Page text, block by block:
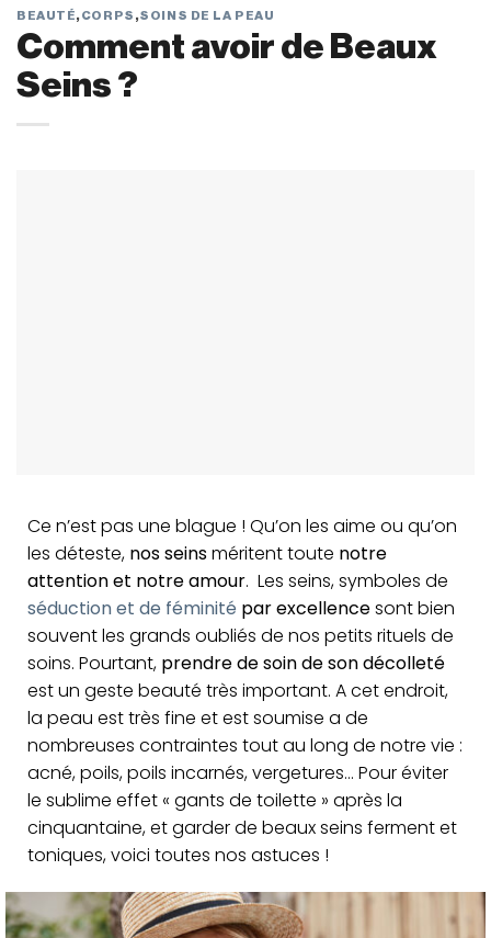
BEAUTÉ,CORPS ,SOINS DE LA PEAU
Comment avoir de Beaux
Seins ?
Ce n’est pas une blague ! Qu’on les aime ou qu’on
les déteste, nos seinsméritent toute notre
attention et notre amour. Les seins, symboles de
séduction et de féminité par excellencesont bien
souvent les grands oubliés de nos petits rituels de
soins. Pourtant, prendre de soin de son décolleté
est un geste beauté très important. A cet endroit,
la peau est très fine et est soumise a de
nombreuses contraintes tout au long de notre vie :
acné, poils, poils incarnés, vergetures… Pour éviter
le sublime effet « gants de toilette » après la
cinquantaine, et garder de beaux seins ferment et
toniques, voici toutes nos astuces !